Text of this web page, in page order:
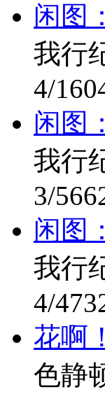
闲图
我行
4/
闲图
我行
3/566
闲图
我行
4/473
花啊！
色静